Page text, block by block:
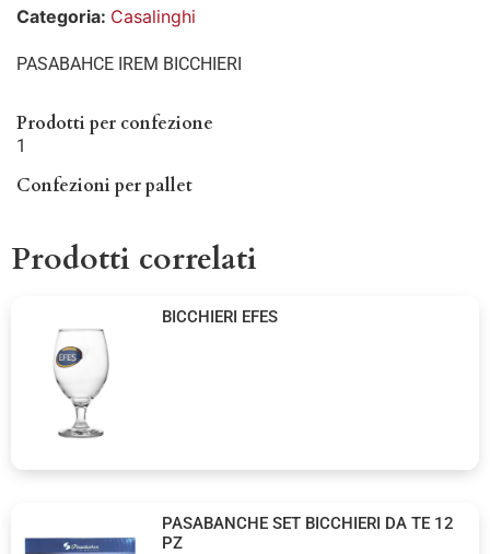
Categoria: Casalinghi
PASABAHCE IREM BICCHIERI
Prodotti per confezione
1
Confezioni per pallet
Prodotti correlati
BICCHIERI EFES
PASABANCHE SET BICCHIERI DA TE 12
PZ